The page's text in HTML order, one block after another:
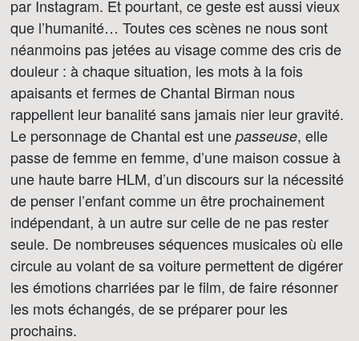
par Instagram. Et pourtant, ce geste est aussi vieux
que l’humanité… Toutes ces scènes ne nous sont
néanmoins pas jetées au visage comme des cris de
douleur : à chaque situation, les mots à la fois
apaisants et fermes de Chantal Birman nous
rappellent leur banalité sans jamais nier leur gravité.
Le personnage de Chantal est une passeuse, elle
passe de femme en femme, d’une maison cossue à
une haute barre HLM, d’un discours sur la nécessité
de penser l’enfant comme un être prochainement
indépendant, à un autre sur celle de ne pas rester
seule. De nombreuses séquences musicales où elle
circule au volant de sa voiture permettent de digérer
les émotions charriées par le film, de faire résonner
les mots échangés, de se préparer pour les
prochains.